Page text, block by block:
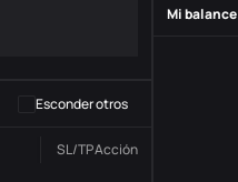
-
Esconder otros
SL/TPAcción
Mi balance